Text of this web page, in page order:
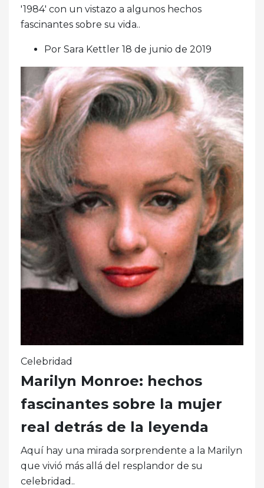
'1984' con un vistazo a algunos hechos
fascinantes sobre su vida..
Por Sara Kettler 18 de junio de 2019
Celebridad
Marilyn Monroe: hechos
fascinantes sobre la mujer
real detrás de la leyenda
Aquí hay una mirada sorprendente a la Marilyn
que vivió más allá del resplandor de su
celebridad..